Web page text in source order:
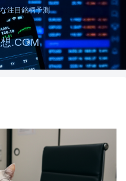
注目銘柄予測
.COM